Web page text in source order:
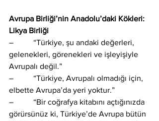
Avrupa Birliği’nin Anadolu’daki Kökleri:
Likya Birliği
–          “Türkiye, şu andaki değerleri,
gelenekleri, görenekleri ve işleyişiyle
Avrupalı değil.”
–          “Türkiye, Avrupalı olmadığı için,
elbette Avrupa’da yeri yoktur.”
–          “Bir coğrafya kitabını açtığınızda
görürsünüz ki, Türkiye’de Avrupa bütün